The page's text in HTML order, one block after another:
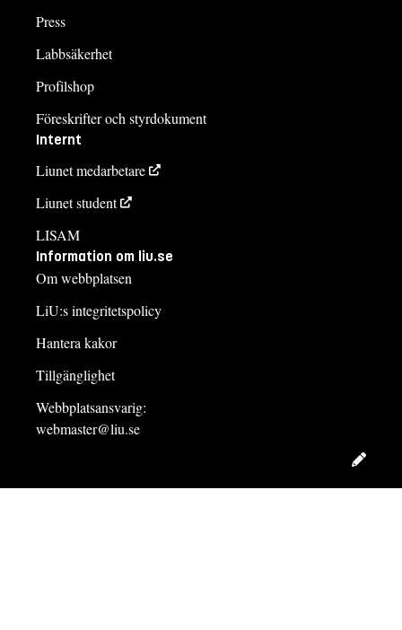
Press
Labbsäkerhet
Profilshop
Föreskrifter och styrdokument
Internt
Liunet medarbetare
Liunet student
LISAM
Information om liu.se
Om webbplatsen
LiU:s integritetspolicy
Hantera kakor
Tillgänglighet
Webbplatsansvarig:
webmaster@liu.se